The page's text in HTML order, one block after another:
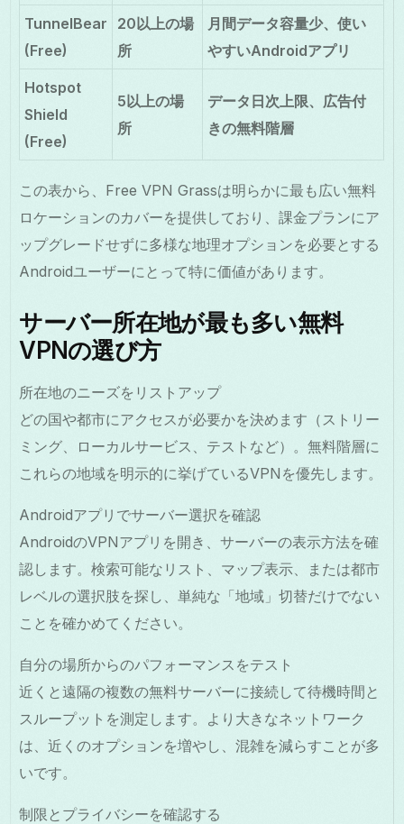
TunnelBear
(Free)
20以上の場
所
月間データ容量少、使い
やすいAndroidアプリ
Hotspot
Shield
(Free)
5以上の場
所
データ日次上限、広告付
きの無料階層
この表から、Free VPN Grassは明らかに最も広い無料
ロケーションのカバーを提供しており、課金プランにア
ップグレードせずに多様な地理オプションを必要とする
Androidユーザーにとって特に価値があります。
サーバー所在地が最も多い無料
VPNの選び方
所在地のニーズをリストアップ
どの国や都市にアクセスが必要かを決めます（ストリー
ミング、ローカルサービス、テストなど）。無料階層に
これらの地域を明示的に挙げているVPNを優先します。
Androidアプリでサーバー選択を確認
AndroidのVPNアプリを開き、サーバーの表示方法を確
認します。検索可能なリスト、マップ表示、または都市
レベルの選択肢を探し、単純な「地域」切替だけでない
ことを確かめてください。
自分の場所からのパフォーマンスをテスト
近くと遠隔の複数の無料サーバーに接続して待機時間と
スループットを測定します。より大きなネットワーク
は、近くのオプションを増やし、混雑を減らすことが多
いです。
制限とプライバシーを確認する